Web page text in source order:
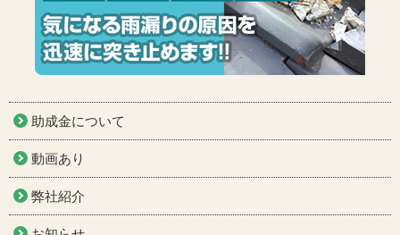
助成金について
動画あり
弊社紹介